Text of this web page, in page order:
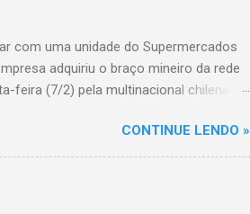
com uma unidade do Supermercados
adquiriu o braço mineiro da rede
feira (7/2) pela multinacional chilena
Santo Antônio. Com a aquisição,
Supermercados BH, acompanhando o
CONTINUE LENDO »